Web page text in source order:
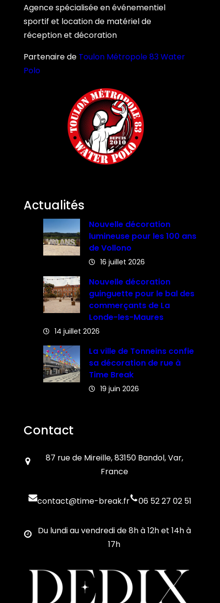
Agence spécialisée en événementiel
sportif et location de matériel de
réception et décoration
Partenaire de Toulon Métropole 83 Water
Polo
Actualités
Nouvelle décoration
lumineuse pour les 100 ans
de Vollono
16 juillet 2026
Nouvelle décoration
guinguette pour le bal des
commerçants de La
Londe-les-Maures
14 juillet 2026
La ville de Tonneins confie
sa décoration de rue à
Time Break
19 juin 2026
Contact
87 rue de Mireille, 83150 Bandol, Var,
France
contact@time-break.fr 06 52 27 02 51
Du lundi au vendredi de 8h à 12h et 14h à
17h